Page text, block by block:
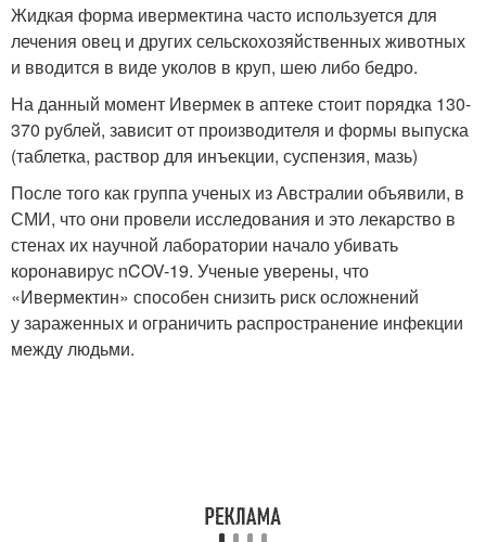
Жидкая форма ивермектина часто используется для
лечения овец и других сельскохозяйственных животных
и вводится в виде уколов в круп, шею либо бедро.
На данный момент Ивермек в аптеке стоит порядка 130-
370 рублей, зависит от производителя и формы выпуска
(таблетка, раствор для инъекции, суспензия, мазь)
После того как группа ученых из Австралии объявили, в
СМИ, что они провели исследования и это лекарство в
стенах их научной лаборатории начало убивать
коронавирус nCOV-19. Ученые уверены, что
«Ивермектин» способен снизить риск осложнений
у зараженных и ограничить распространение инфекции
между людьми.